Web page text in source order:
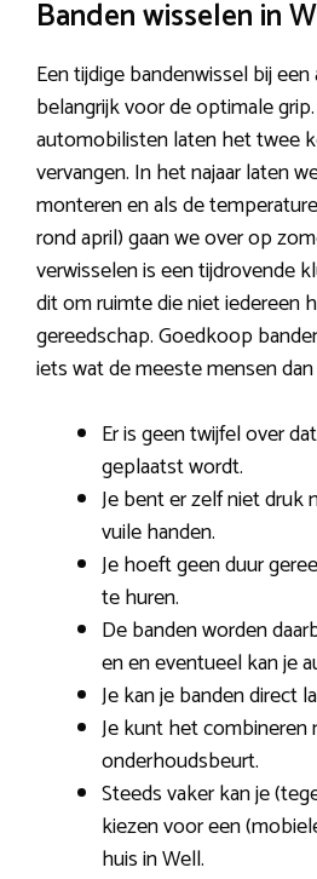
Banden wisselen in
Een tijdige bandenwissel bij
belangrijk voor de optimale
automobilisten laten het twee
vervangen. In het najaar laten
monteren en als de
rond april) gaan we over op
verwisselen is een tijdrovende
dit om ruimte die niet iedereen
gereedschap. Goedkoop
iets wat de meeste mensen
Er is geen twijfel over
geplaatst wordt.
Je bent er zelf niet druk
vuile handen.
Je hoeft geen duur
te huren.
De banden worden
en en eventueel kan je
Je kan je banden direct
Je kunt het combineren
onderhoudsbeurt.
Steeds vaker kan je
kiezen voor een
huis in Well.